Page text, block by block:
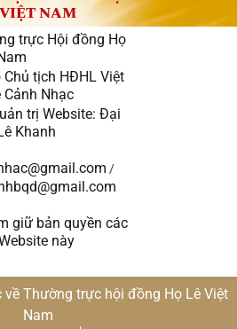
NAM
trực Hội đồng Họ
tịch HĐHL Việt
Cảnh Nhạc
trị Website: Đại
Khanh
/
giữ bản quyền các
này
Thường trực hội đồng Họ Lê Việt
Nam